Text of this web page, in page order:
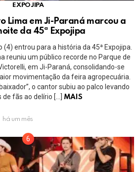
EXPOJIPA
Lima em Ji-Paraná marcou a
da 45ª Expojipa
entrou para a história da 45ª Expojipa.
reuniu um público recorde no Parque de
em Ji-Paraná, consolidando-se
movimentação da feira agropecuária.
o cantor subiu ao palco levando
de fãs ao delírio […]
MAIS
há um mês